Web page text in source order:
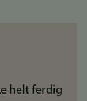
helt ferdig